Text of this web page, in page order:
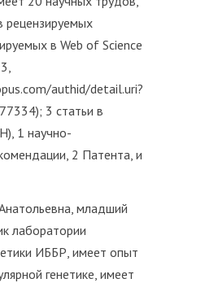
рецензируемых
в Web of Science
authid/detail.uri?
3 статьи в
1 научно-
2 Патента, и
младший
лаборатории
ИББР, имеет опыт
генетике, имеет